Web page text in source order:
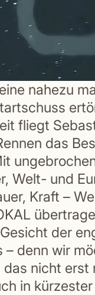
nahezu
fliegt
das
Welt- und
Kraft –
der
– denn wir
nicht
in